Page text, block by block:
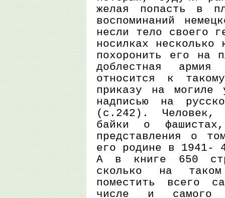
желая попасть в
воспоминаний
несли тело своего
носилках несколько
похоронить его на
доблестная
относится к
приказу на могиле
надписью на
(с.242). Человек,
байки о
представления о
его родине в 1941-
А в книге 650
сколько на таком
поместить всего
числе и самого